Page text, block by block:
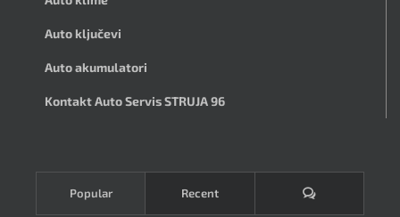
Auto ključevi
Auto akumulatori
Kontakt Auto Servis STRUJA 96
Popular Recent Komentari